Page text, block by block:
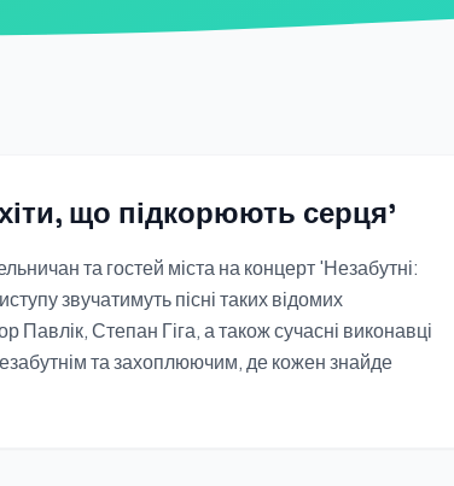
що підкорюють серця'
та гостей міста на концерт 'Незабутні:
звучатимуть пісні таких відомих
Павлік, Степан Гіга, а також сучасні виконавці
та захоплюючим, де кожен знайде